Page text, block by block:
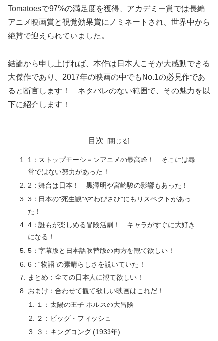
Tomatoesで97%の満足度を獲得、アカデミー賞では長編
アニメ映画賞と視覚効果賞にノミネートされ、世界中から
絶賛で迎えられていました。
結論から申し上げれば、本作は日本人こそが大感動できる
大傑作であり、2017年の映画の中でもNo.1の必見作であ
ると断言します！ ネタバレのない範囲で、その魅力を以
下に紹介します！
目次
1：ストップモーションアニメの最高峰！ そこには尋
常ではない努力があった！
2：舞台は日本！ 黒澤明や宮崎駿の影響もあった！
3：日本の“死生観”や“わびさび”にもリスペクトがあっ
た！
4：誰もが楽しめる冒険活劇！ キャラがすぐに大好き
になる！
5：字幕版と日本語吹替版の両方を観て欲しい！
6：“物語”の素晴らしさを説いていた！
まとめ：全ての日本人に観て欲しい！
おまけ：合わせて観て欲しい映画はこれだ！
１：太陽の王子 ホルスの大冒険
２：ビッグ・フィッシュ
３：キングコング (1933年)